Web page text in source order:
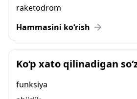
raketodrom
Hammasini ko‘rish
Ko‘p xato qilinadigan
funksiya